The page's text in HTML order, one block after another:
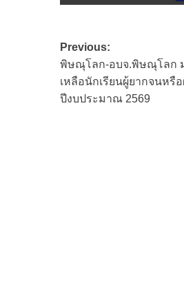
Post
navigation
Previous:
พิษณุโลก-อบจ.พิษณุโลก
เหลือนักเรียนผู้ยากจนหรื
ปีงบประมาณ 2569